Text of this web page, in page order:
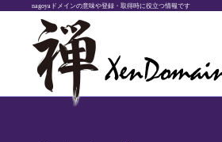
nagoyaドメインの意味や登録・取得時に役立つ情報です